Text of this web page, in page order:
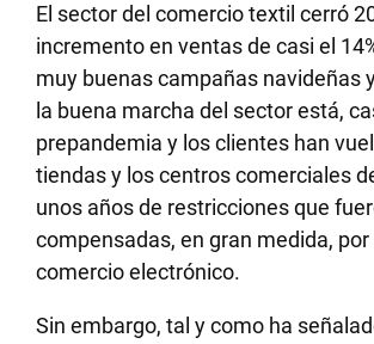
El sector del comercio textil cerró
incremento en ventas de casi el
muy buenas campañas navideñas
la buena marcha del sector está,
prepandemia y los clientes han
tiendas y los centros comerciales
unos años de restricciones que
compensadas, en gran medida, por
comercio electrónico.
Sin embargo, tal y como ha